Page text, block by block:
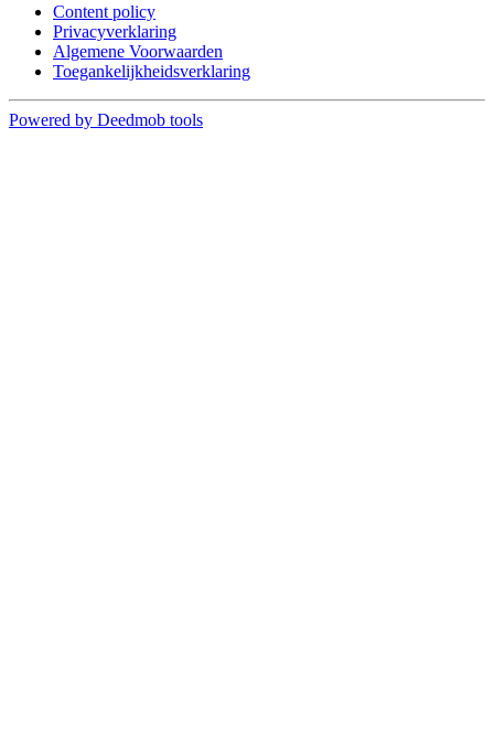
Content policy
Privacyverklaring
Algemene Voorwaarden
Toegankelijkheidsverklaring
Powered by Deedmob tools